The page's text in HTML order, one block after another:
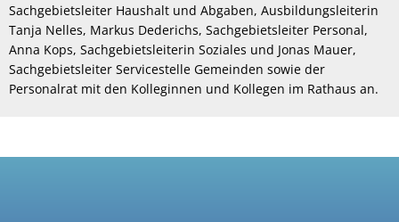
Sachgebietsleiter Haushalt und Abgaben, Ausbildungsleiterin
Tanja Nelles, Markus Dederichs, Sachgebietsleiter Personal,
Anna Kops, Sachgebietsleiterin Soziales und Jonas Mauer,
Sachgebietsleiter Servicestelle Gemeinden sowie der
Personalrat mit den Kolleginnen und Kollegen im Rathaus an.